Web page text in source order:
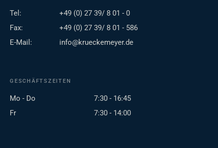
Tel:
+49 (0) 27 39/ 8 01 - 0
Fax:
+49 (0) 27 39/ 8 01 - 586
E-Mail:
info@krueckemeyer.de
GESCHÄFTSZEITEN
Mo - Do
7:30 - 16:45
Fr
7:30 - 14:00